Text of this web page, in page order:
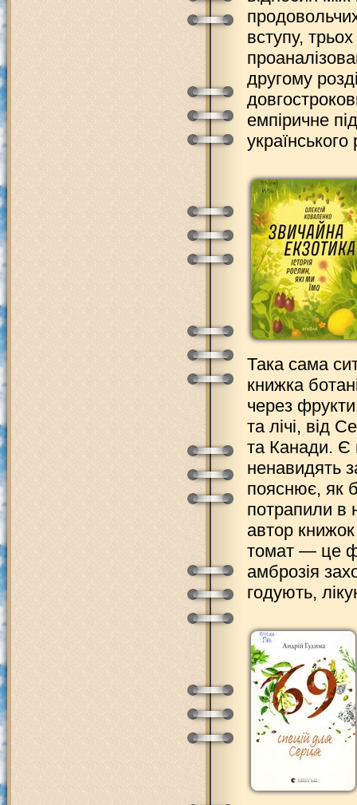
вступу,
другому
емпіричне
українського
Така сама
книжка
через фрукти
та лічі, від
та Канади. Є
ненавидять
пояснює, як
потрапили в
автор
томат — це
амброзія
годують,